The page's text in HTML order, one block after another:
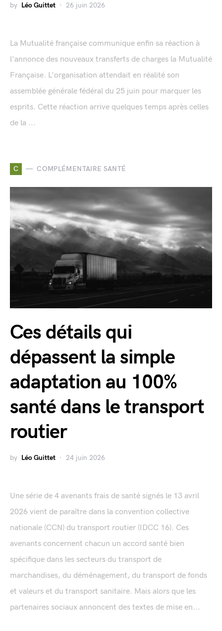
by Léo Guittet 26 juin 2026
La Mutualité française communique enfin sa réaction à
l'annonce des nouveaux transferts de charges la Mutualité
Française. L'organisation attendait en réalité son
assemblée générale fédéral du 25 juin pour marquer les
esprits. Cette réaction arrive quelques temps après celles
de la ...
C COMPLÉMENTAIRE SANTÉ
Ces détails qui
dépassent la simple
adaptation au 100%
santé dans le transport
routier
by Léo Guittet 24 juin 2026
Une série de 4 avenants frais de santé signés le 13 avril
2026 vient de paraître dans la convention collective
nationale (CCN) du transport routier (IDCC 16). Ces
avenants concernent chacun un accord santé bien
spécifique dans les secteurs du transport de
marchandises, du déménagement, du transport de fonds
et valeurs et du transport sanitaire. Mais alors que les
partenaires sociaux annoncent des textes de mise en...